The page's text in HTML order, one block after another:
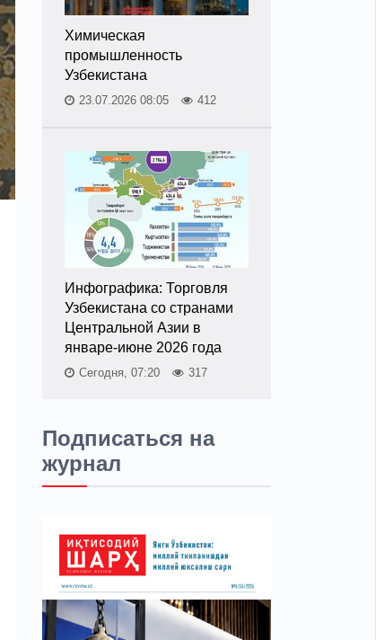
Химическая
промышленность
Узбекистана
23.07.2026 08:05 412
Инфографика: Торговля
Узбекистана со странами
Центральной Азии в
январе-июне 2026 года
Сегодня, 07:20 317
Подписаться на
журнал